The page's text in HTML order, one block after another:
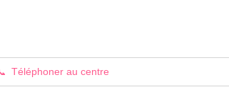
Téléphoner au centre